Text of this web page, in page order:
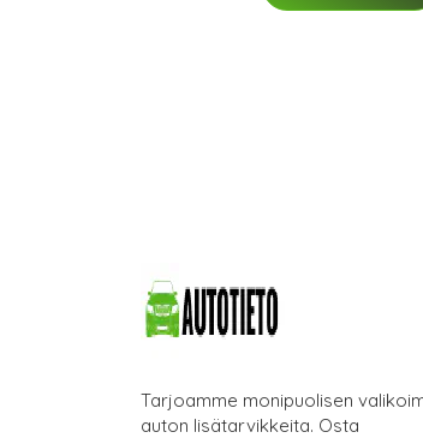
Tarjoamme monipuolisen
auton lisätarvikkeita. Osta